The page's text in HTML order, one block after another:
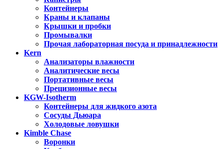
Контейнеры
Краны и клапаны
Крышки и пробки
Промывалки
Прочая лабораторная посуда и принадлежности
Kern
Анализаторы влажности
Аналитические весы
Портативные весы
Прецизионные весы
KGW-Isotherm
Контейнеры для жидкого азота
Сосуды Дьюара
Холодовые ловушки
Kimble Chase
Воронки